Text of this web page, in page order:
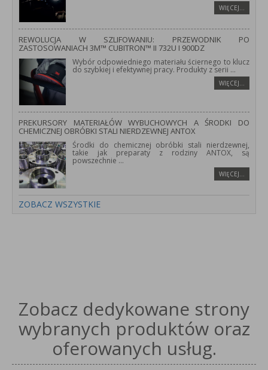
WIĘCEJ…
REWOLUCJA W SZLIFOWANIU: PRZEWODNIK PO
ZASTOSOWANIACH 3M™ CUBITRON™ II 732U I 900DZ
Wybór odpowiedniego materiału ściernego to klucz
do szybkiej i efektywnej pracy. Produkty z serii ...
WIĘCEJ…
PREKURSORY MATERIAŁÓW WYBUCHOWYCH A ŚRODKI DO
CHEMICZNEJ OBRÓBKI STALI NIERDZEWNEJ ANTOX
Środki do chemicznej obróbki stali nierdzewnej,
takie jak preparaty z rodziny ANTOX, są
powszechnie...
WIĘCEJ…
ZOBACZ WSZYSTKIE
Zobacz dedykowane strony
wybranych produktów oraz
oferowanych usług.